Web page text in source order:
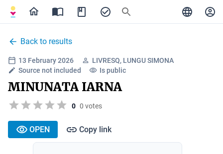
Back to results
13 February 2026
LIVRESQ, LUNGU SIMONA
Source not included
Is public
MINUNATA IARNA
0 0 votes
OPEN Copy link